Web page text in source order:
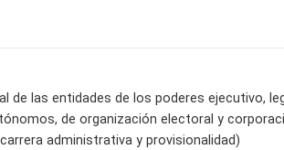
de las entidades de los poderes ejecutivo,
de organización electoral y
administrativa y provisionalidad)